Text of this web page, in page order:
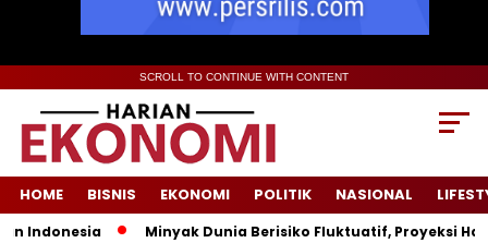
SCROLL TO CONTINUE WITH CONTENT
HOME BISNIS EKONOMI POLITIK NASIONAL
Minyak Dunia Berisiko Fluktuatif, Proyeksi Harga